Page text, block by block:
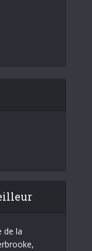
de la